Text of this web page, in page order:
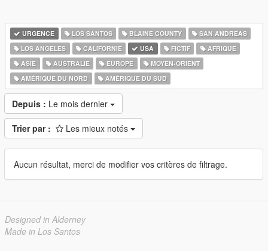
URGENCE LOS SANTOS BLAINE COUNTY
SAN ANDREAS
LOS ANGELES
CALIFORNIE USA FICTIF
AFRIQUE
ASIE
AUSTRALIE EUROPE
MOYEN-ORIENT
AMÉRIQUE DU NORD
AMÉRIQUE DU SUD
Depuis : Le mois dernier
Trier par : Les mieux notés
Aucun résultat, merci de modifier vos critères de filtrage.
Designed in Alderney
Made in Los Santos